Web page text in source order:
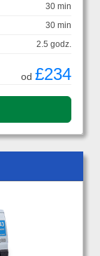
30 min
30 min
2.5 godz.
od £234